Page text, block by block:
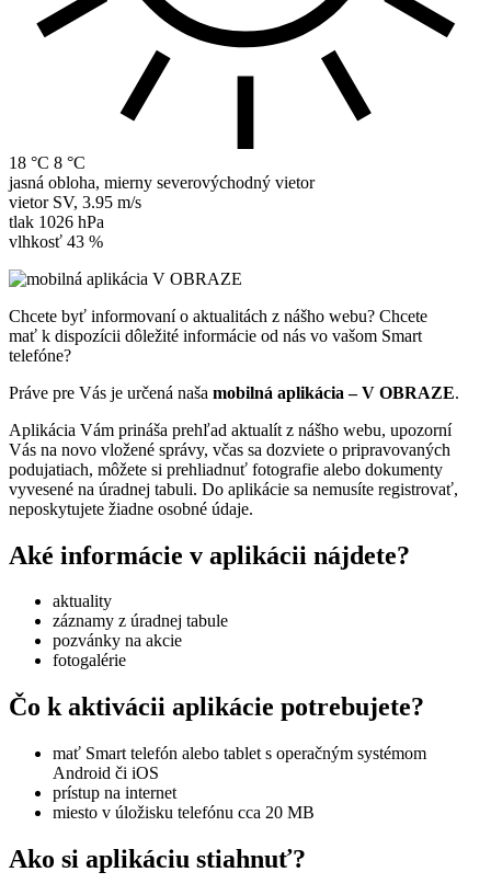
18 °C 8 °C
jasná obloha, mierny severovýchodný vietor
vietor SV, 3.95 m/s
tlak 1026 hPa
vlhkosť 43 %
Chcete byť informovaní o aktualitách z nášho webu? Chcete
mať k dispozícii dôležité informácie od nás vo vašom Smart
telefóne?
Práve pre Vás je určená naša mobilná aplikácia – V OBRAZE.
Aplikácia Vám prináša prehľad aktualít z nášho webu, upozorní
Vás na novo vložené správy, včas sa dozviete o pripravovaných
podujatiach, môžete si prehliadnuť fotografie alebo dokumenty
vyvesené na úradnej tabuli. Do aplikácie sa nemusíte registrovať,
neposkytujete žiadne osobné údaje.
Aké informácie v aplikácii nájdete?
aktuality
záznamy z úradnej tabule
pozvánky na akcie
fotogalérie
Čo k aktivácii aplikácie potrebujete?
mať Smart telefón alebo tablet s operačným systémom
Android či iOS
prístup na internet
miesto v úložisku telefónu cca 20 MB
Ako si aplikáciu stiahnuť?